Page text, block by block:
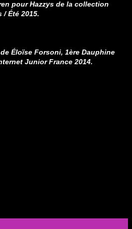
pour Hazzys de la collection
/ Été 2015.
Éloïse Forsoni, 1ère Dauphine
Junior France 2014.